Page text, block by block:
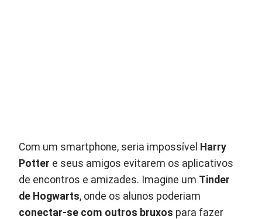
Com um smartphone, seria impossível Harry
Potter e seus amigos evitarem os aplicativos
de encontros e amizades. Imagine um Tinder
de Hogwarts, onde os alunos poderiam
conectar-se com outros bruxos para fazer